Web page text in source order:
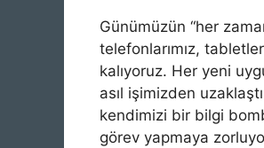
Günümüzün “her
telefonlarımız,
kalıyoruz. Her yeni
asıl işimizden
kendimizi bir bilgi
görev yapmaya